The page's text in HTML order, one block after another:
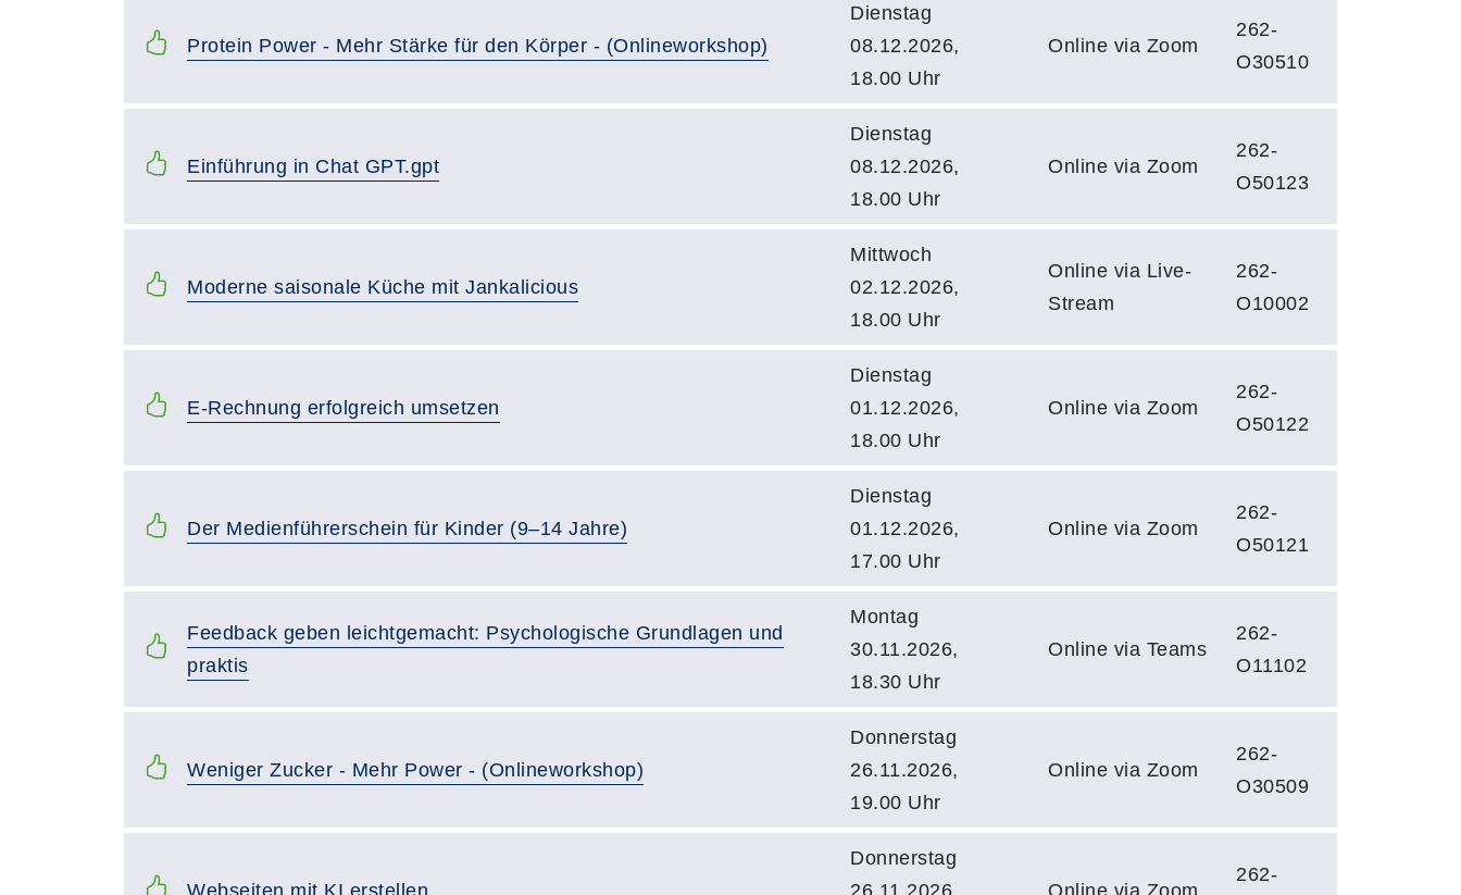
Protein Power - Mehr Stärke für den Körper - (Onlineworkshop)
Dienstag
08.12.2026,
18.00 Uhr
Online via Zoom
262-
O30510
Einführung in Chat GPT.gpt
Dienstag
08.12.2026,
18.00 Uhr
Online via Zoom
262-
O50123
Moderne saisonale Küche mit Jankalicious
Mittwoch
02.12.2026,
18.00 Uhr
Online via Live-
Stream
262-
O10002
E-Rechnung erfolgreich umsetzen
Dienstag
01.12.2026,
18.00 Uhr
Online via Zoom
262-
O50122
Der Medienführerschein für Kinder (9–14 Jahre)
Dienstag
01.12.2026,
17.00 Uhr
Online via Zoom
262-
O50121
Feedback geben leichtgemacht: Psychologische Grundlagen und
praktis
Montag
30.11.2026,
18.30 Uhr
Online via Teams
262-
O11102
Weniger Zucker - Mehr Power - (Onlineworkshop)
Donnerstag
26.11.2026,
19.00 Uhr
Online via Zoom
262-
O30509
Webseiten mit KI erstellen
Donnerstag
26.11.2026,
Online via Zoom
262-